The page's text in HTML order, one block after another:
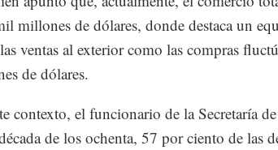
millones de dólares, donde destaca un
ventas al exterior como las compras
de dólares.
contexto, el funcionario de la Secretaría
de los ochenta, 57 por ciento de las